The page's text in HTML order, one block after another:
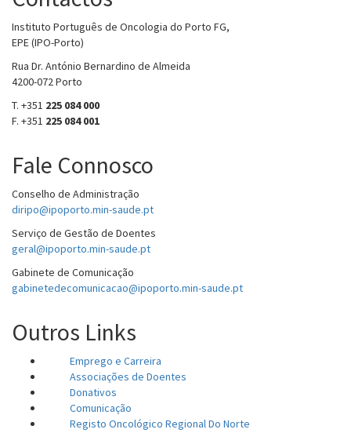
Instituto Português de Oncologia do Porto FG,
EPE (IPO-Porto)
Rua Dr. António Bernardino de Almeida
4200-072 Porto
T. +351 225 084 000
F. +351 225 084 001
Fale Connosco
Conselho de Administração
diripo@ipoporto.min-saude.pt
Serviço de Gestão de Doentes
geral@ipoporto.min-saude.pt
Gabinete de Comunicação
gabinetedecomunicacao@ipoporto.min-saude.pt
Outros Links
Emprego e Carreira
Associações de Doentes
Donativos
Comunicação
Registo Oncológico Regional Do Norte